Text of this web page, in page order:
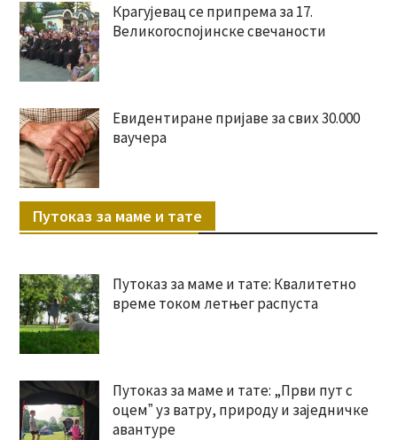
Крагујевац се припрема за 17.
Великогоспојинске свечаности
Евидентиране пријаве за свих 30.000
ваучера
Путоказ за маме и тате
Путоказ за маме и тате: Квалитетно
време током летњег распуста
Путоказ за маме и тате: „Први пут с
оцемˮ уз ватру, природу и заједничке
авантуре